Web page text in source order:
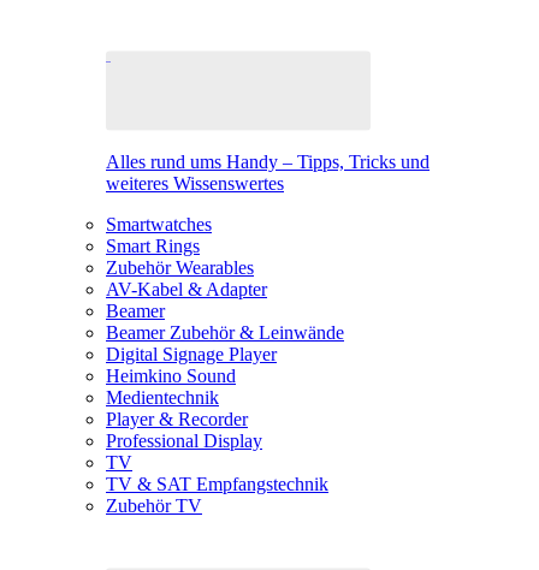
Alles rund ums Handy – Tipps, Tricks und
weiteres Wissenswertes
Smartwatches
Smart Rings
Zubehör Wearables
AV-Kabel & Adapter
Beamer
Beamer Zubehör & Leinwände
Digital Signage Player
Heimkino Sound
Medientechnik
Player & Recorder
Professional Display
TV
TV & SAT Empfangstechnik
Zubehör TV